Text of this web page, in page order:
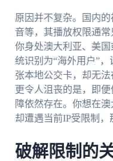
原因并不复杂。国内
音等，其播放权限通
你身处澳大利亚、美
统识别为“海外用户”
张本地公交卡，却无法
更令人沮丧的是，即
障依然存在。你想在
却遭遇当前IP受限制，
破解限制的